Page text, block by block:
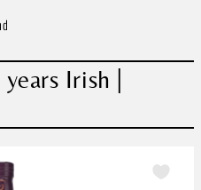
Irish |